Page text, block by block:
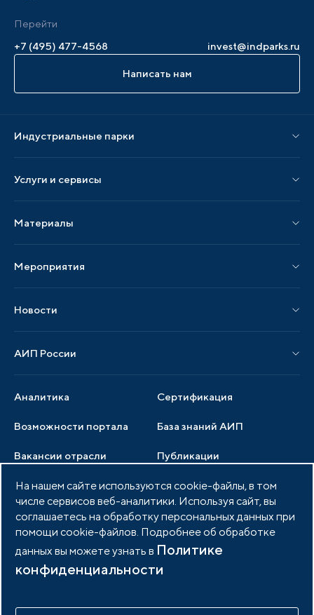
Перейти
+7 (495) 477-4568
invest@indparks.ru
Написать нам
Индустриальные парки
Парки по регионам
Услуги и сервисы
Услуги по локализации
Аналитика Сертификация
Возможности портала
Материалы
Публикации СМИ и статьи
Образцы документов
База знаний АИП
Вакансии отрасли
Мероприятия
Мероприятия отрасли
Новости
Новости отрасли
Публикации
Медиатека Тендеры
АИП России
Члены ассоциации
Услуги ассоциации
Документы АИП
Партнеры ассоциации
Фото и видео
Членство в АИП Войти в личный кабинет
На нашем сайте используются cookie-файлы, в том
числе сервисов веб-аналитики. Используя сайт, вы
соглашаетесь на обработку персональных данных при
помощи cookie-файлов. Подробнее об обработке
данных вы можете узнать в Политике
конфиденциальности